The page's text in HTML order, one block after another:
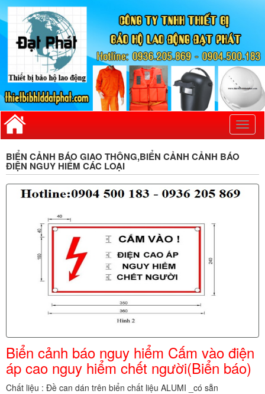
BIỂN CẢNH BÁO GIAO THÔNG,BIỂN CẢNH CẢNH BÁO
ĐIỆN NGUY HIỂM CÁC LOẠI
Biển cảnh báo nguy hiểm Cấm vào điện
áp cao nguy hiểm chết người(Biển báo)
Chất liệu : Đề can dán trên biển chất liệu ALUMI _có sẵn